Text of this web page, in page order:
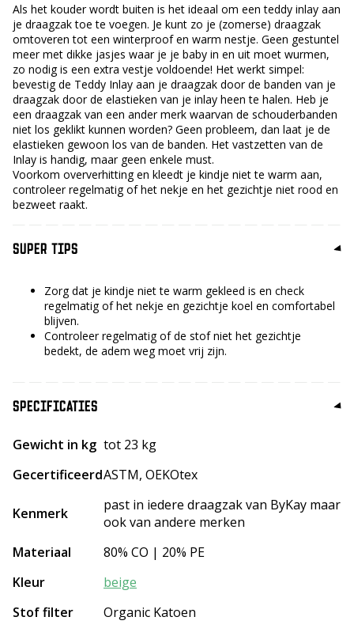
Als het kouder wordt buiten is het ideaal om een teddy inlay aan
je draagzak toe te voegen. Je kunt zo je (zomerse) draagzak
omtoveren tot een winterproof en warm nestje. Geen gestuntel
meer met dikke jasjes waar je je baby in en uit moet wurmen,
zo nodig is een extra vestje voldoende! Het werkt simpel:
bevestig de Teddy Inlay aan je draagzak door de banden van je
draagzak door de elastieken van je inlay heen te halen. Heb je
een draagzak van een ander merk waarvan de schouderbanden
niet los geklikt kunnen worden? Geen probleem, dan laat je de
elastieken gewoon los van de banden. Het vastzetten van de
Inlay is handig, maar geen enkele must.
Voorkom oververhitting en kleedt je kindje niet te warm aan,
controleer regelmatig of het nekje en het gezichtje niet rood en
bezweet raakt.
SUPER TIPS
Zorg dat je kindje niet te warm gekleed is en check
regelmatig of het nekje en gezichtje koel en comfortabel
blijven.
Controleer regelmatig of de stof niet het gezichtje
bedekt, de adem weg moet vrij zijn.
SPECIFICATIES
Gewicht in kg tot 23 kg
GecertificeerdASTM, OEKOtex
Kenmerk
past in iedere draagzak van ByKay maar
ook van andere merken
Materiaal
80% CO | 20% PE
Kleur
beige
Stof filter
Organic Katoen